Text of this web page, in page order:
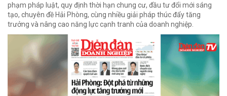
phạm pháp luật, quy định thời hạn chung cư, đầu tư đổi mới sáng
tạo, chuyên đề Hải Phòng, cùng nhiều giải pháp thúc đẩy tăng
trưởng và nâng cao năng lực cạnh tranh của doanh nghiệp.